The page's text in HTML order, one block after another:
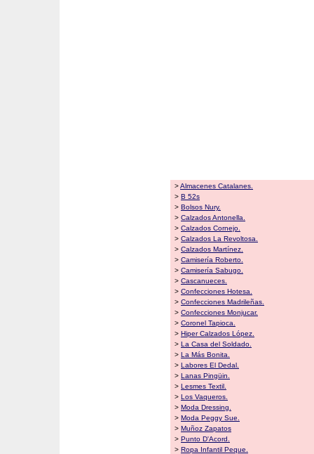
>Almacenes Catalanes.
> B 52s
> Bolsos Nury.
> Calzados Antonella.
> Calzados Cornejo.
> Calzados La Revoltosa.
> Calzados Martínez.
> Camisería Roberto.
> Camisería Sabugo.
> Cascanueces.
> Confecciones Hotesa.
> Confecciones Madrileñas.
> Confecciones Monjucar.
> Coronel Tapioca.
> Hiper Calzados López.
> La Casa del Soldado.
> La Más Bonita.
> Labores El Dedal.
> Lanas Pingüin.
> Lesmes Textil.
> Los Vaqueros.
> Moda Dressing.
> Moda Peggy Sue.
> Muñoz Zapatos
> Punto D'Acord.
> Ropa Infantil Peque.